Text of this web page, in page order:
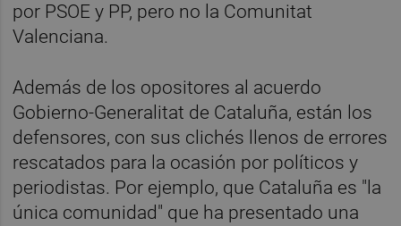
por PSOE y PP, pero no la Comunitat
Valenciana.
Además de los opositores al acuerdo
Gobierno-Generalitat de Cataluña, están los
defensores, con sus clichés llenos de errores
rescatados para la ocasión por políticos y
periodistas. Por ejemplo, que Cataluña es "la
única comunidad" que ha presentado una